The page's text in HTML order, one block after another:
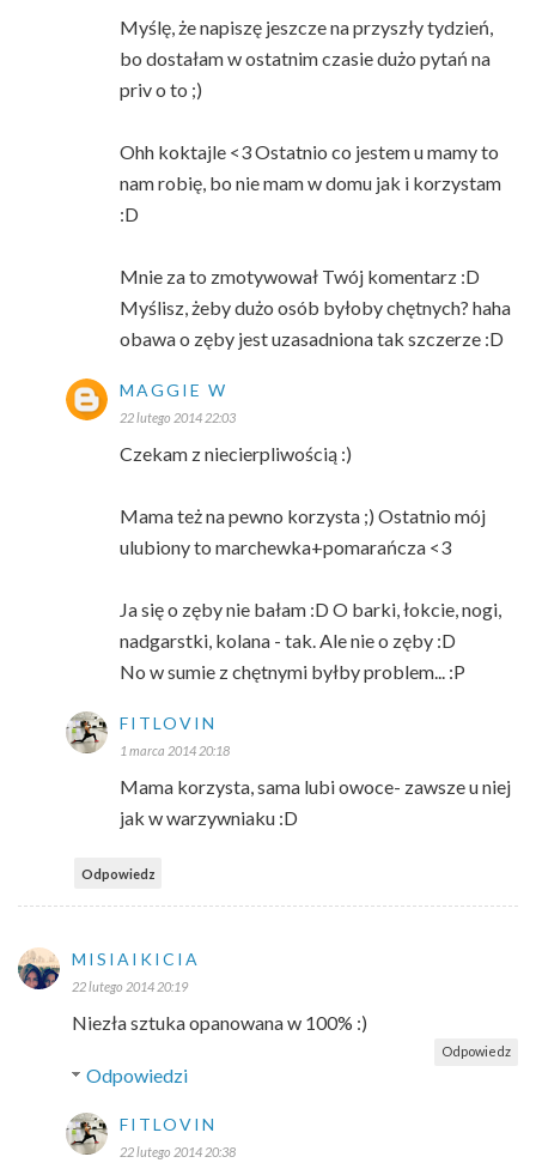
Myślę, że napiszę jeszcze na przyszły tydzień,
bo dostałam w ostatnim czasie dużo pytań na
priv o to ;)
Ohh koktajle <3 Ostatnio co jestem u mamy to
nam robię, bo nie mam w domu jak i korzystam
:D
Mnie za to zmotywował Twój komentarz :D
Myślisz, żeby dużo osób byłoby chętnych? haha
obawa o zęby jest uzasadniona tak szczerze :D
MAGGIE W
22 lutego 2014 22:03
Czekam z niecierpliwością :)
Mama też na pewno korzysta ;) Ostatnio mój
ulubiony to marchewka+pomarańcza <3
Ja się o zęby nie bałam :D O barki, łokcie, nogi,
nadgarstki, kolana - tak. Ale nie o zęby :D
No w sumie z chętnymi byłby problem... :P
FITLOVIN
1 marca 2014 20:18
Mama korzysta, sama lubi owoce- zawsze u niej
jak w warzywniaku :D
Odpowiedz
MISIAIKICIA
22 lutego 2014 20:19
Niezła sztuka opanowana w 100% :)
Odpowiedz
Odpowiedzi
FITLOVIN
22 lutego 2014 20:38